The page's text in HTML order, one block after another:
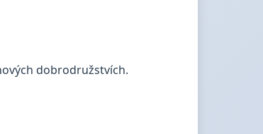
dobrodružstvích.